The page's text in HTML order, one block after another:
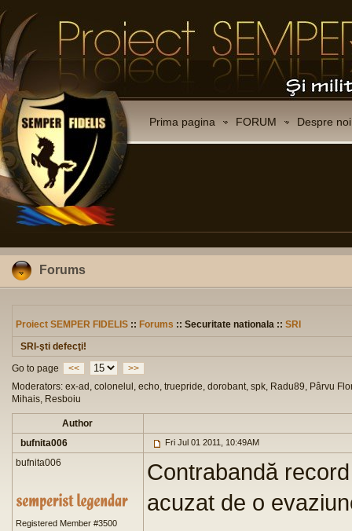
Prima pagina FORUM Despre noi
Forums
Proiect SEMPER FIDELIS :: Forums :: Securitate nationala :: SRI
SRI-şti defecţi!
Go to page
<<
>>
Moderators: ex-ad, colonelul, echo, truepride, dorobant, spk, Radu89, Pârvu
Mihais, Resboiu
Author
bufnita006
Fri Jul 01 2011, 10:49AM
bufnita006
Registered Member #3500
Contrabandă
acuzat de o